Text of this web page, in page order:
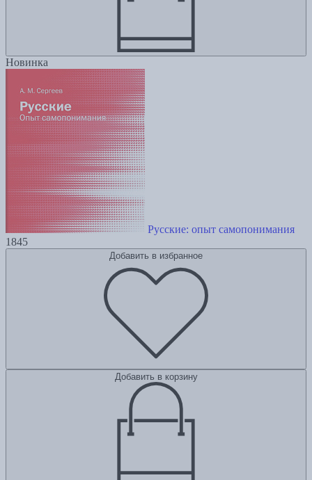
Новинка
Русские: опыт самопонимания
1845
Добавить в избранное
Добавить в корзину